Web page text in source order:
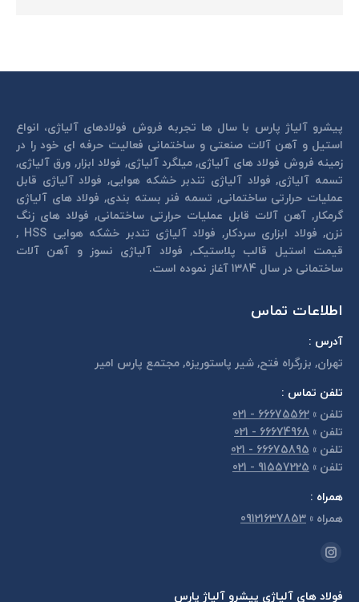
پیشرو آلیاژ پارس با سال ها تجربه فروش فولادهای آلیاژی، انواع
استیل و آهن آلات صنعتی و ساختمانی فعالیت حرفه ای خود را در
زمینه فروش فولاد های آلیاژی, میلگرد آلیاژی, فولاد ابزار, ورق آلیاژی,
تسمه آلیاژی, فولاد آلیاژی تندبر خشكه هوايی, فولاد آلیاژی قابل
عمليات حرارتی ساختمانی, تسمه فنر بسته بندی, فولاد های آلیاژی
گرمكار, آهن آلات قابل عمليات حرارتی ساختمانی, فولاد های زنگ
نزن, فولاد ابزاری سردكار, فولاد آلیاژی تندبر خشكه هوايی HSS ,
قیمت استیل قالب پلاستيک, فولاد آلیاژی نسوز و آهن آلات
ساختمانی در سال 1384 آغاز نموده است.
اطلاعات تماس
آدرس :
تهران, بزرگراه فتح, شير پاستوريزه, مجتمع پارس امير
تلفن تماس :
تلفن »
66675562 - 021
تلفن »
66674968 - 021
تلفن »
66675895 - 021
تلفن »
91557225 - 021
همراه :
همراه »
09121637853
مارا در اینجا پیدا کنید:
اینستاگرام
فولاد های آلیاژی پیشرو آلیاژ پارس